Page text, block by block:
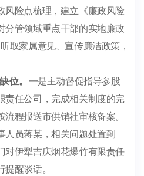
风险点梳理，建立《廉政风险
分管领域重点干部的实地廉政
取家属意见、宣传廉洁政策，
位。 一是主动督促指导参股
责任公司，完成相关制度的完
程报送市供销社审核备案。
人员蒋某，相关问题处置到
对伊犁吉庆烟花爆竹有限责任
醒谈话。